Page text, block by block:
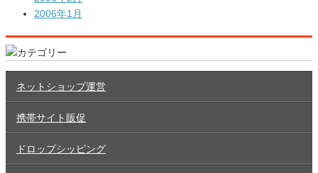
2006年1月
ネットショップ運営
携帯サイト販促
ドロップシッピング